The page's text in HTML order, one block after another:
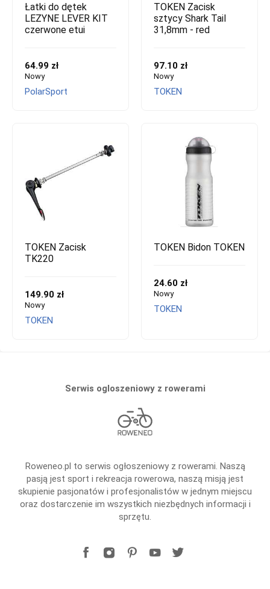
Łatki do dętek
LEZYNE LEVER KIT
czerwone etui
64.99 zł
Nowy
PolarSport
TOKEN Zacisk
sztycy Shark Tail
31,8mm - red
97.10 zł
Nowy
TOKEN
TOKEN Zacisk
TK220
149.90 zł
Nowy
TOKEN
TOKEN Bidon TOKEN
24.60 zł
Nowy
TOKEN
Serwis ogloszeniowy z rowerami
Roweneo.pl to serwis ogłoszeniowy z rowerami. Naszą
pasją jest sport i rekreacja rowerowa, naszą misją jest
skupienie pasjonatów i profesjonalistów w jednym miejscu
oraz dostarczenie im wszystkich niezbędnych informacji i
sprzętu.